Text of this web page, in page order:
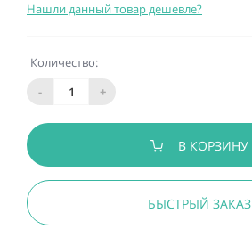
Нашли данный товар дешевле?
Количество:
-
+
В КОРЗИНУ
БЫСТРЫЙ ЗАКАЗ